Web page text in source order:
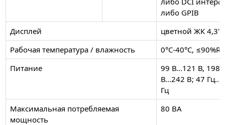
либо GPIB
Дисплей
цветной ЖК 4,3"
Рабочая температура / влажность
0°С-40°С,
Питание
99 В...121 В, 198
В...242 В; 47
Гц
Максимальная потребляемая
мощность
80 ВА